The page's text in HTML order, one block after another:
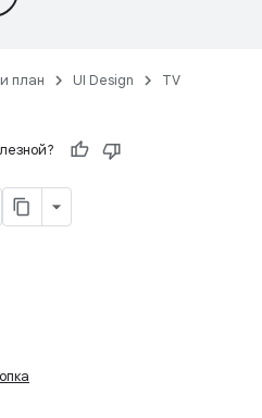
план UI Design
TV